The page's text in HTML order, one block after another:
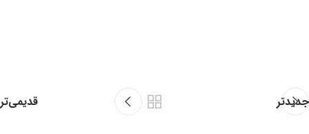
جدیدتر قدیمی‌تر